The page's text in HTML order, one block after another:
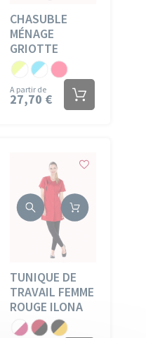
CHASUBLE
MÉNAGE
GRIOTTE
A partir de
27,70 €
PC
Grany/Blanc
PC
Atoll/Blanc
PC
Fuchsia
TUNIQUE DE
TRAVAIL FEMME
ROUGE ILONA
PC PC PC